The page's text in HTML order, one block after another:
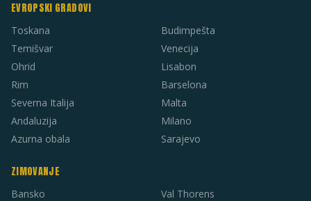
EVROPSKI GRADOVI
Toskana
Temišvar
Ohrid
Rim
Severna Italija
Andaluzija
Azurna obala
Budimpešta
Venecija
Lisabon
Barselona
Malta
Milano
Sarajevo
ZIMOVANJE
Bansko
Val Thorens